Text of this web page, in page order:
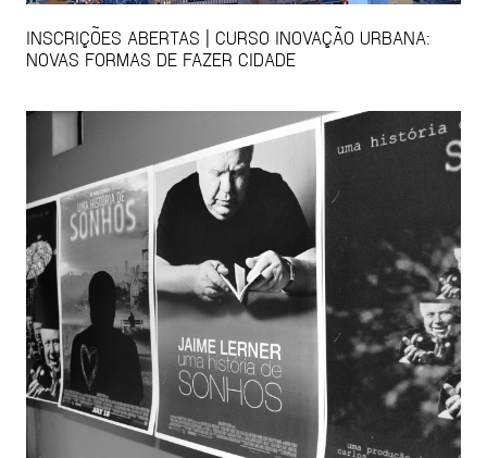
INSCRIÇÕES ABERTAS | CURSO INOVAÇÃO URBANA:
NOVAS FORMAS DE FAZER CIDADE